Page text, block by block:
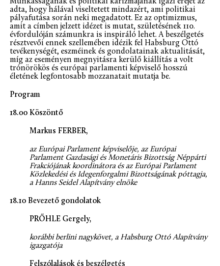
adta, hogy hálával viseltetett mindazért, ami politikai
pályafutása során neki megadatott. Ez az optimizmus,
amit a címben jelzett idézet is mutat, születésének 110.
évfordulóján számunkra is inspiráló lehet. A beszélgetés
résztvevői ennek szellemében idézik fel Habsburg Ottó
tevékenységét, eszméinek és gondolatainak aktualitását,
míg az eseményen megnyitásra kerülő kiállítás a volt
trónörökös és európai parlamenti képviselő hosszú
életének legfontosabb mozzanatait mutatja be.
Program
18.00 Köszöntő
Markus FERBER,
az Európai Parlament képviselője, az Európai
Parlament Gazdasági és Monetáris Bizottság Néppárti
Frakciójának koordinátora és az Európai Parlament
Közlekedési és Idegenforgalmi Bizottságának póttagja,
a Hanns Seidel Alapítvány elnöke
18.10 Bevezető gondolatok
PRŐHLE Gergely,
korábbi berlini nagykövet, a Habsburg Ottó Alapítvány
igazgatója
Felszólalások és beszélgetés